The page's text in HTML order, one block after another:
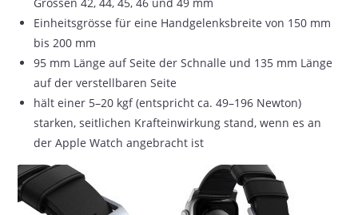
Einheitsgrösse für eine Handgelenksbreite von 150 mm
bis 200 mm
95 mm Länge auf Seite der Schnalle und 135 mm Länge
auf der verstellbaren Seite
hält einer 5–20 kgf (entspricht ca. 49–196 Newton)
starken, seitlichen Krafteinwirkung stand, wenn es an
der Apple Watch angebracht ist